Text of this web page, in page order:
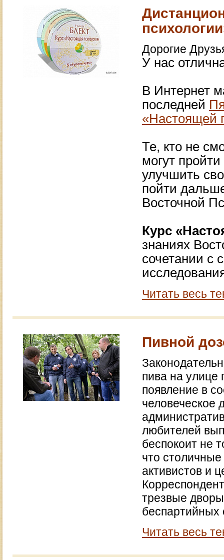
Дорогие
У нас
В Интернет
последней
«Настоящей
Те, кто не
могут
улучшить
пойти
Восточной
Курс
знаниях
сочетании с
Читать весь
Пивной
пива на улице
появление в
человеческое
любителей
беспокоит не
что
активистов и
трезвые
беспартийных
Читать весь